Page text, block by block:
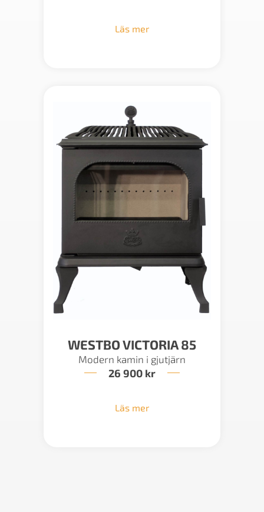
Läs mer
WESTBO VICTORIA 85
Modern kamin i gjutjärn
26 900 kr
Läs mer